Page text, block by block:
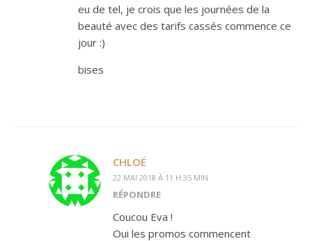
eu de tel, je crois que les journées de la
beauté avec des tarifs cassés commence ce
jour :)
bises
CHLOÉ
22 MAI 2018 À 11 H 35 MIN
RÉPONDRE
Coucou Eva !
Oui les promos commencent